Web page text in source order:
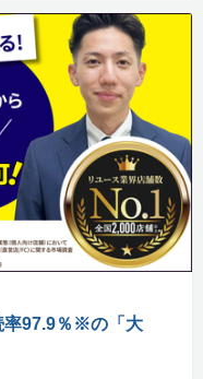
率97.9％※の「大